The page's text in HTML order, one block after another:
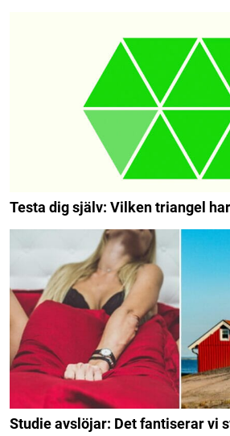
Testa dig själv: Vilken triangel
Studie avslöjar: Det fantiserar vi